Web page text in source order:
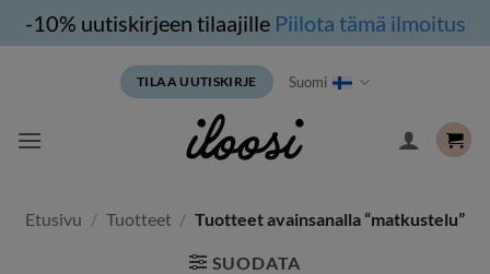
-10% uutiskirjeen tilaajille Piilota tämä ilmoitus
TILAA UUTISKIRJE Suomi
Etusivu / Tuotteet / Tuotteet avainsanalla “matkustelu”
SUODATA